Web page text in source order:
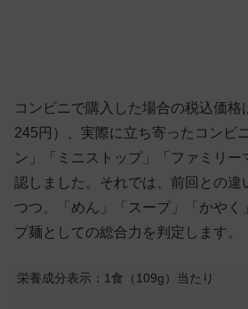
コンビニで購入した場合の税込価格
245円）、実際に立ち寄ったコンビ
ン」「ミニストップ」「ファミリー
認しました。それでは、前回との違
つつ、「めん」「スープ」「かやく
プ麺としての総合力を判定します。
栄養成分表示：1食（109g）当たり